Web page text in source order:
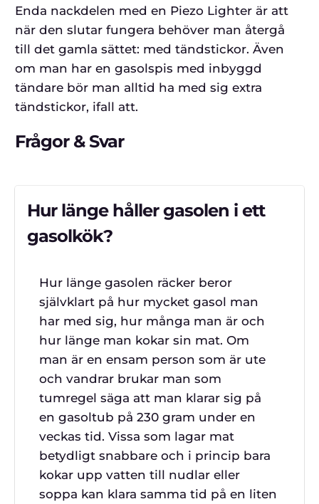
Enda nackdelen med en Piezo Lighter är att
när den slutar fungera behöver man återgå
till det gamla sättet: med tändstickor. Även
om man har en gasolspis med inbyggd
tändare bör man alltid ha med sig extra
tändstickor, ifall att.
Frågor & Svar
Hur länge håller gasolen i ett
gasolkök?
Hur länge gasolen räcker beror
självklart på hur mycket gasol man
har med sig, hur många man är och
hur länge man kokar sin mat. Om
man är en ensam person som är ute
och vandrar brukar man som
tumregel säga att man klarar sig på
en gasoltub på 230 gram under en
veckas tid. Vissa som lagar mat
betydligt snabbare och i princip bara
kokar upp vatten till nudlar eller
soppa kan klara samma tid på en liten